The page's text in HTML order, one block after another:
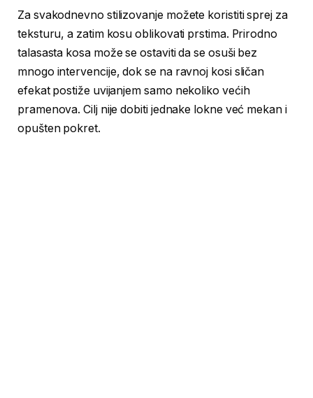
Za svakodnevno stilizovanje možete koristiti sprej za
teksturu, a zatim kosu oblikovati prstima. Prirodno
talasasta kosa može se ostaviti da se osuši bez
mnogo intervencije, dok se na ravnoj kosi sličan
efekat postiže uvijanjem samo nekoliko većih
pramenova. Cilj nije dobiti jednake lokne već mekan i
opušten pokret.